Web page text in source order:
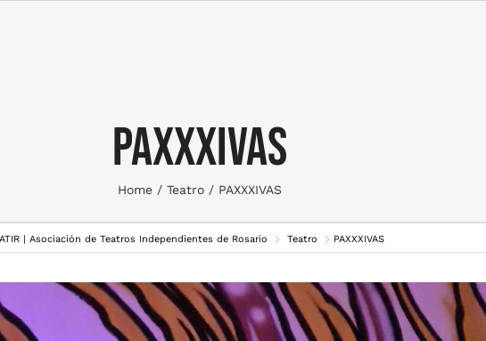
PAXXXIVAS
Home Teatro PAXXXIVAS
| Asociación de Teatros Independientes de Rosario Teatro PAXXXIVAS